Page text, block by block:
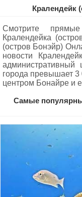
Кралендейк
Смотрите
Кралендейка
(остров Бонэйр)
новости
административный
города превышает 3
центром Бонайре и
Самые